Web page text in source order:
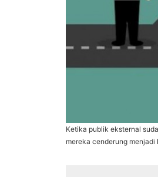
Ketika publik eksternal
mereka cenderung menjadi